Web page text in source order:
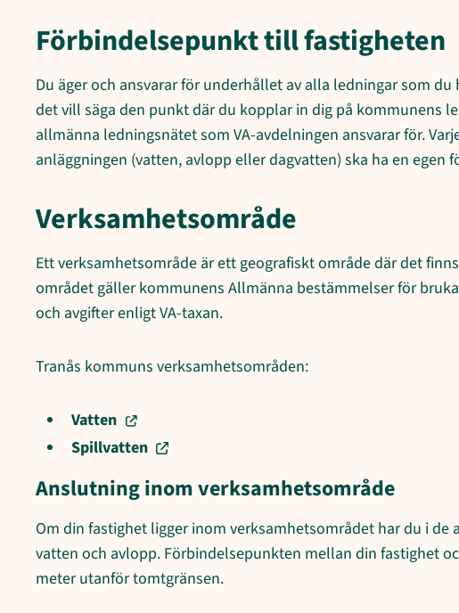
Förbindelsepunkt till fastigheten
Du äger och ansvarar för underhållet av alla ledningar som
det vill säga den punkt där du kopplar in dig på kommunens
allmänna ledningsnätet som VA-avdelningen ansvarar för.
anläggningen (vatten, avlopp eller dagvatten) ska ha en egen
Verksamhetsområde
Ett verksamhetsområde är ett geografiskt område där det
området gäller kommunens Allmänna bestämmelser för
och avgifter enligt VA-taxan.
Tranås kommuns verksamhetsområden:
Vatten
Spillvatten
Anslutning inom verksamhetsområde
Om din fastighet ligger inom verksamhetsområdet har du i
vatten och avlopp. Förbindelsepunkten mellan din fastighet
meter utanför tomtgränsen.